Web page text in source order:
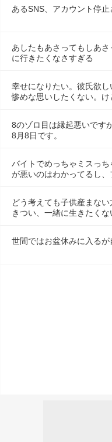
あるSNS、アカウント停止
あしたもあさってもしあ
に行きたくなさすぎる
幸せになりたい。彼氏欲
惨めな思いしたくない。け
8のゾロ目は縁起悪いです
8月8日です。
バイトでめっちゃミスっ
が悪いのはわかってるし、
どう考えても子供産まな
きつい、一緒に生きたくな
世間ではお盆休みに入るが